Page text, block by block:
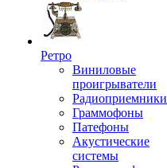
Ретро
Виниловые
проигрыватели
Радиоприемники
Граммофоны
Патефоны
Акустические
системы